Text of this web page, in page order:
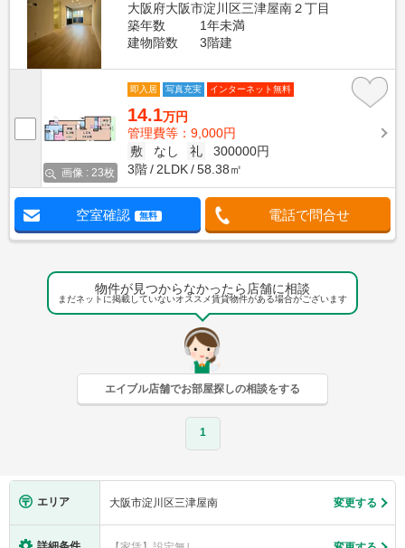
大阪府大阪市淀川区三津屋南２丁目
築年数
1年未満
建物階数
3階建
画像 : 23枚
即入居 写真充実 インターネット無料
14.1万円
管理費等：9,000円
敷
なし 礼
300000円
3階
2LDK 58.38㎡
空室確認 無料 電話で問合せ
物件が見つからなかったら店舗に相談
まだネットに掲載していないオススメ賃貸物件がある場合がございます
エイブル店舗でお部屋探しの相談をする
1
エリア 大阪市淀川区三津屋南 変更する